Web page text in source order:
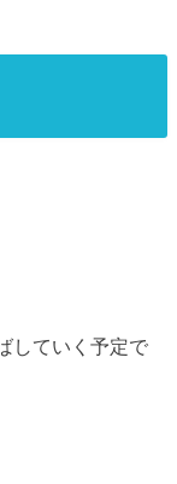
していく予定で